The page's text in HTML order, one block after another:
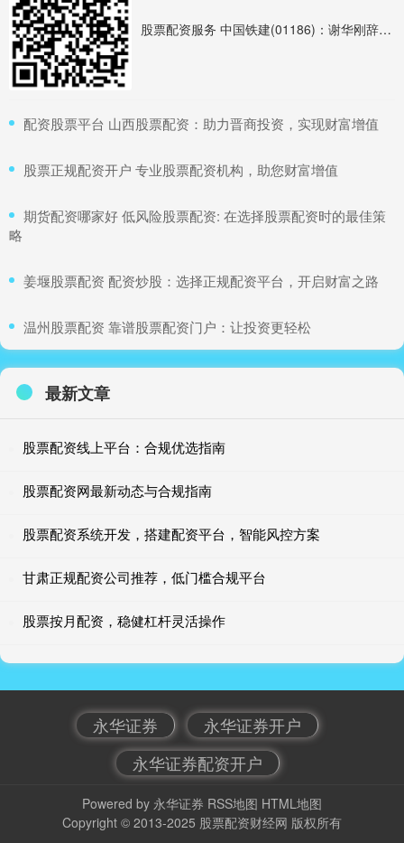
股票配资服务 中国铁建(01186)：谢华刚辞去证券事务代表职务
​配资股票平台 山西股票配资：助力晋商投资，实现财富增值
​股票正规配资开户 专业股票配资机构，助您财富增值
​期货配资哪家好 低风险股票配资: 在选择股票配资时的最佳策
略
​姜堰股票配资 配资炒股：选择正规配资平台，开启财富之路
​温州股票配资 靠谱股票配资门户：让投资更轻松
最新文章
股票配资线上平台：合规优选指南
股票配资网最新动态与合规指南
股票配资系统开发，搭建配资平台，智能风控方案
甘肃正规配资公司推荐，低门槛合规平台
股票按月配资，稳健杠杆灵活操作
永华证券
永华证券开户
永华证券配资开户
Powered by 永华证券 RSS地图 HTML地图
Copyright © 2013-2025 股票配资财经网 版权所有